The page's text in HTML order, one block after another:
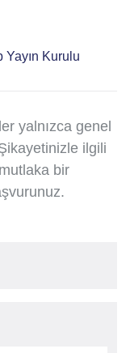
Yayın Kurulu
yalnızca genel
ilgili
bir